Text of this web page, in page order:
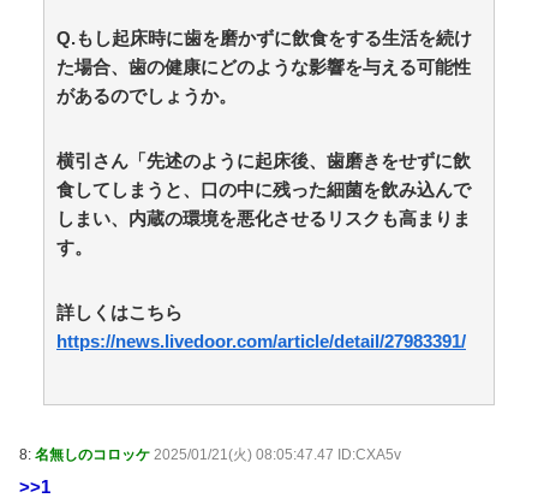
理想のアイドル像」 / おまとめアンテナ NEW! (8/6 13:38)
【画像】松本人志さん、大勢の若いファンに囲まれて
ご満悦wwwwwwwwwwwwww / おまとめアンテナ
けない！ / おまとめアンテナ (8/6 12:00)
Powered by livedoor 相互RSS
Q.もし起床時に歯を磨かずに飲食をする生活を続け
た場合、歯の健康にどのような影響を与える可能性
があるのでしょうか。
横引さん「先述のように起床後、歯磨きをせずに飲
食してしまうと、口の中に残った細菌を飲み込んで
しまい、内蔵の環境を悪化させるリスクも高まりま
す。
詳しくはこちら
https://news.livedoor.com/article/detail/27983391/
8: 名無しのコロッケ 2025/01/21(火) 08:05:47.47 ID:CXA5v
>>1